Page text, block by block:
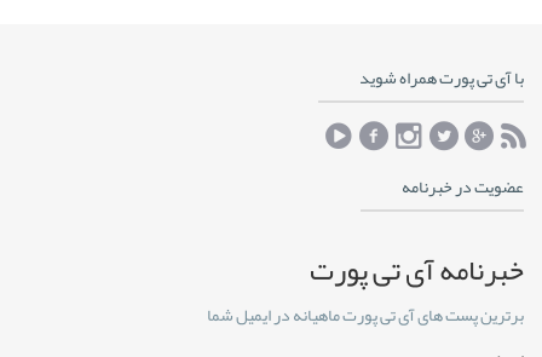
با آی تی پورت همراه شوید
عضویت در خبرنامه
خبرنامه آی تی پورت
برترین پست های آی تی پورت ماهیانه در ایمیل شما